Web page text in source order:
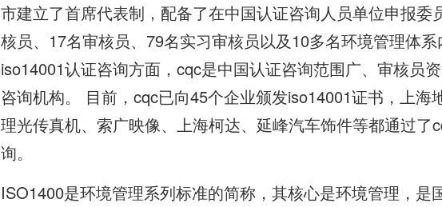
市建立了首席代表制，配备了在中国认证咨询人员单位申报委
核员、17名审核员、79名实习审核员以及10多名环境管理体
iso14001认证咨询方面，cqc是中国认证咨询范围广、审核员
咨询机构。 目前，cqc已向45个企业颁发iso14001证书，上海
理光传真机、索广映像、上海柯达、延峰汽车饰件等都通过了
询。
ISO1400是环境管理系列标准的简称，其核心是环境管理，是